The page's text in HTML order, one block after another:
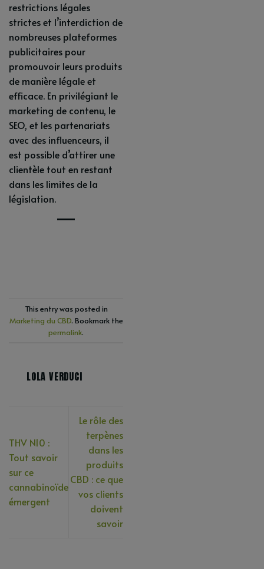
restrictions légales
strictes et l’interdiction de
nombreuses plateformes
publicitaires pour
promouvoir leurs produits
de manière légale et
efficace. En privilégiant le
marketing de contenu, le
SEO, et les partenariats
avec des influenceurs, il
est possible d’attirer une
clientèle tout en restant
dans les limites de la
législation.
This entry was posted in
Marketing du CBD. Bookmark the
permalink.
LOLA VERDUCI
THV N10 :
Tout savoir
sur ce
cannabinoïde
émergent
Le rôle des
terpènes
dans les
produits
CBD : ce que
vos clients
doivent
savoir